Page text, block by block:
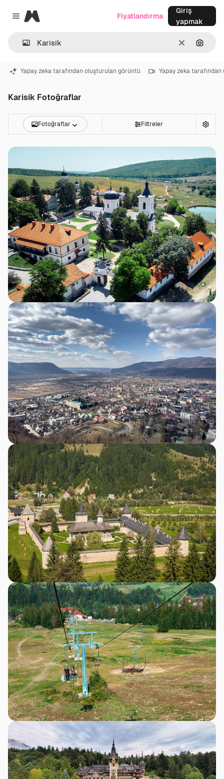
Close menu
Magnific
Temizlemek
Fiyatlandırma
Giriş
yapmak
Yapay zeka tarafından oluşturulan görüntü Yapay zeka
Karisik Fotoğraflar
Fotoğraflar Filtreler